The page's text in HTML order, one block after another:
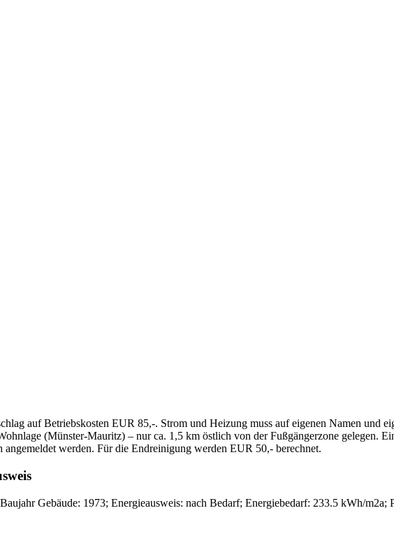
auf Betriebskosten EUR 85,-. Strom und Heizung muss auf eigenen Namen und
(Münster-Mauritz) – nur ca. 1,5 km östlich von der Fußgängerzone gelegen.
angemeldet werden. Für die Endreinigung werden EUR 50,- berechnet.
Gebäude: 1973; Energieausweis: nach Bedarf; Energiebedarf: 233.5 kWh/m2a;